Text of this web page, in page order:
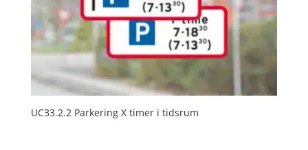
UC33.2.2 Parkering X timer i tidsrum